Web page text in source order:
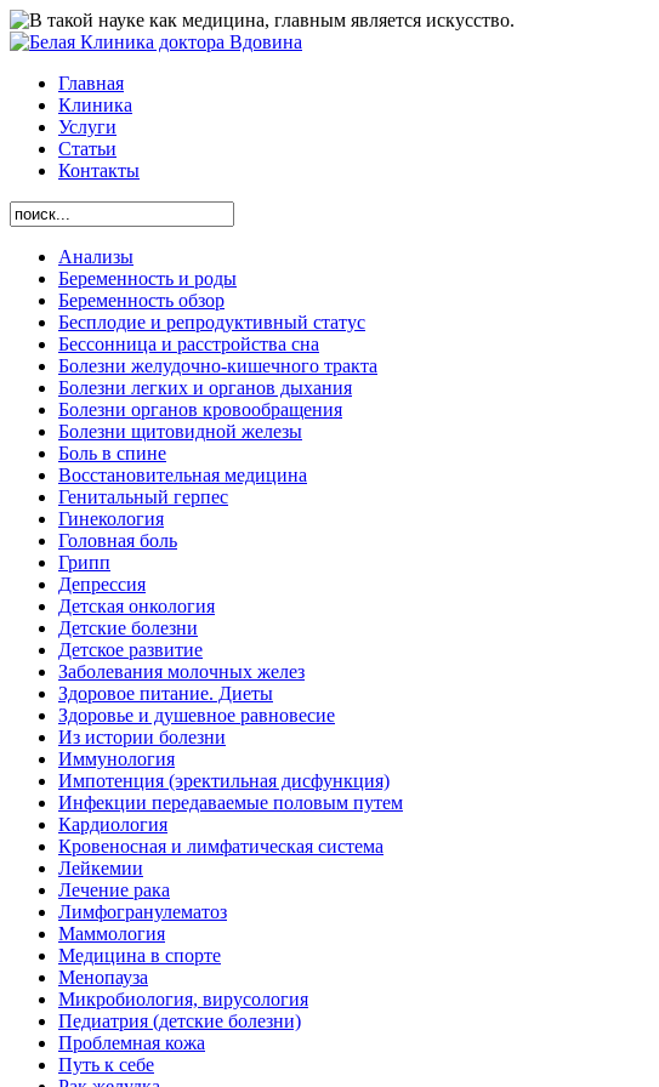
Главная
Клиника
Услуги
Статьи
Контакты
Анализы
Беременность и роды
Беременность обзор
Бесплодие и репродуктивный статус
Бессонница и расстройства сна
Болезни желудочно-кишечного тракта
Болезни легких и органов дыхания
Болезни органов кровообращения
Болезни щитовидной железы
Боль в спине
Восстановительная медицина
Генитальный герпес
Гинекология
Головная боль
Грипп
Депрессия
Детская онкология
Детские болезни
Детское развитие
Заболевания молочных желез
Здоровое питание. Диеты
Здоровье и душевное равновесие
Из истории болезни
Иммунология
Импотенция (эректильная дисфункция)
Инфекции передаваемые половым путем
Кардиология
Кровеносная и лимфатическая система
Лейкемии
Лечение рака
Лимфогранулематоз
Маммология
Медицина в спорте
Менопауза
Микробиология, вирусология
Педиатрия (детские болезни)
Проблемная кожа
Путь к себе